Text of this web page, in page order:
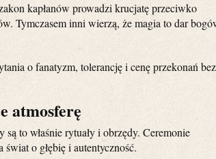
kapłanów prowadzi krucjatę przeciwko
Tymczasem inni wierzą, że magia to dar
o fanatyzm, tolerancję i cenę przekonań bez
atmosferę
to właśnie rytuały i obrzędy. Ceremonie
o głębię i autentyczność.